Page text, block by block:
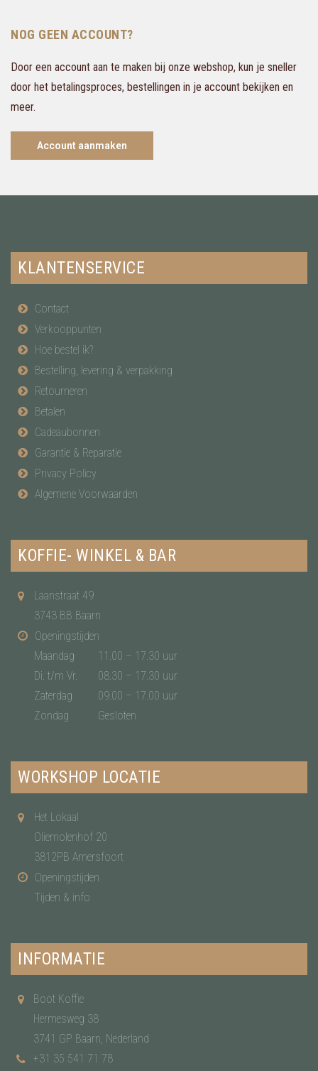
NOG GEEN ACCOUNT?
Door een account aan te maken bij onze webshop, kun je sneller
door het betalingsproces, bestellingen in je account bekijken en
meer.
Account aanmaken
KLANTENSERVICE
Contact
Verkooppunten
Hoe bestel ik?
Bestelling, levering & verpakking
Retourneren
Betalen
Cadeaubonnen
Garantie & Reparatie
Privacy Policy
Algemene Voorwaarden
KOFFIE- WINKEL & BAR
Laanstraat 49
3743 BB Baarn
Openingstijden
Maandag
11.00 – 17.30 uur
Di. t/m Vr.
08.30 – 17.30 uur
Zaterdag
09.00 – 17.00 uur
Zondag
Gesloten
WORKSHOP LOCATIE
Het Lokaal
Oliemolenhof 20
3812PB Amersfoort
Openingstijden
Tijden & info
INFORMATIE
Boot Koffie
Hermesweg 38
3741 GP Baarn, Nederland
+31 35 541 71 78